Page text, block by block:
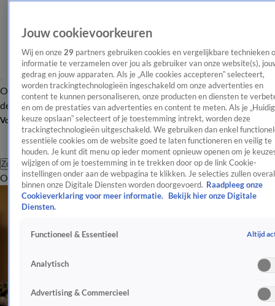
OverzichtAfleveringen Entertainment TV Algemeen
Tip
de redactieNieuwsbrief
Volg Shownieuws
Zoeken
OverzichtEntertainmentSpraakmakendRealityCrimeVideo's
Jouw cookievoorkeuren
Wij en onze 29 partners gebruiken cookies en vergelijkbare technieken
informatie te verzamelen over jou als gebruiker van onze website(s),
gedrag en jouw apparaten. Als je „Alle cookies accepteren” selecteert,
worden trackingtechnologieën ingeschakeld om onze advertenties en
content te kunnen personaliseren, onze producten en diensten te
en om de prestaties van advertenties en content te meten. Als je
keuze opslaan” selecteert of je toestemming intrekt, worden deze
trackingtechnologieën uitgeschakeld. We gebruiken dan enkel
essentiële cookies om de website goed te laten functioneren en veilig te
houden. Je kunt dit menu op ieder moment opnieuw openen om je
wijzigen of om je toestemming in te trekken door op de link Cookie-
instellingen onder aan de webpagina te klikken. Je selecties zullen overal
binnen onze Digitale Diensten worden doorgevoerd. Raadpleeg onze
Cookieverklaring voor meer informatie.
Bekijk hier onze Digitale
Diensten.
Functioneel & Essentieel Altijd
Analytisch
Advertising & Commercieel